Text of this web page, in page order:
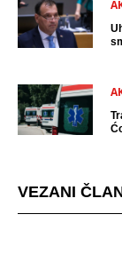
VEZANI